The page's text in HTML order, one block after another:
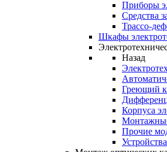
Приборы
Средства
Трассо-
Шкафы
Назад
Греющий
Корпуса
Прочие